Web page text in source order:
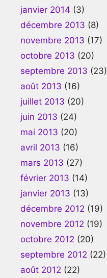
janvier 2014 (3)
décembre 2013 (8)
novembre 2013 (17)
octobre 2013 (20)
septembre 2013 (23)
août 2013 (16)
juillet 2013 (20)
juin 2013 (24)
mai 2013 (20)
avril 2013 (16)
mars 2013 (27)
février 2013 (14)
janvier 2013 (13)
décembre 2012 (19)
novembre 2012 (19)
octobre 2012 (20)
septembre 2012 (22)
août 2012 (22)